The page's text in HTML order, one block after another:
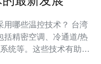
用哪些温控技术？ 台湾
括精密空调、冷通道/热
统等。这些技术有助于